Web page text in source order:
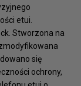
etui.
Stworzona na
się
ochrony,